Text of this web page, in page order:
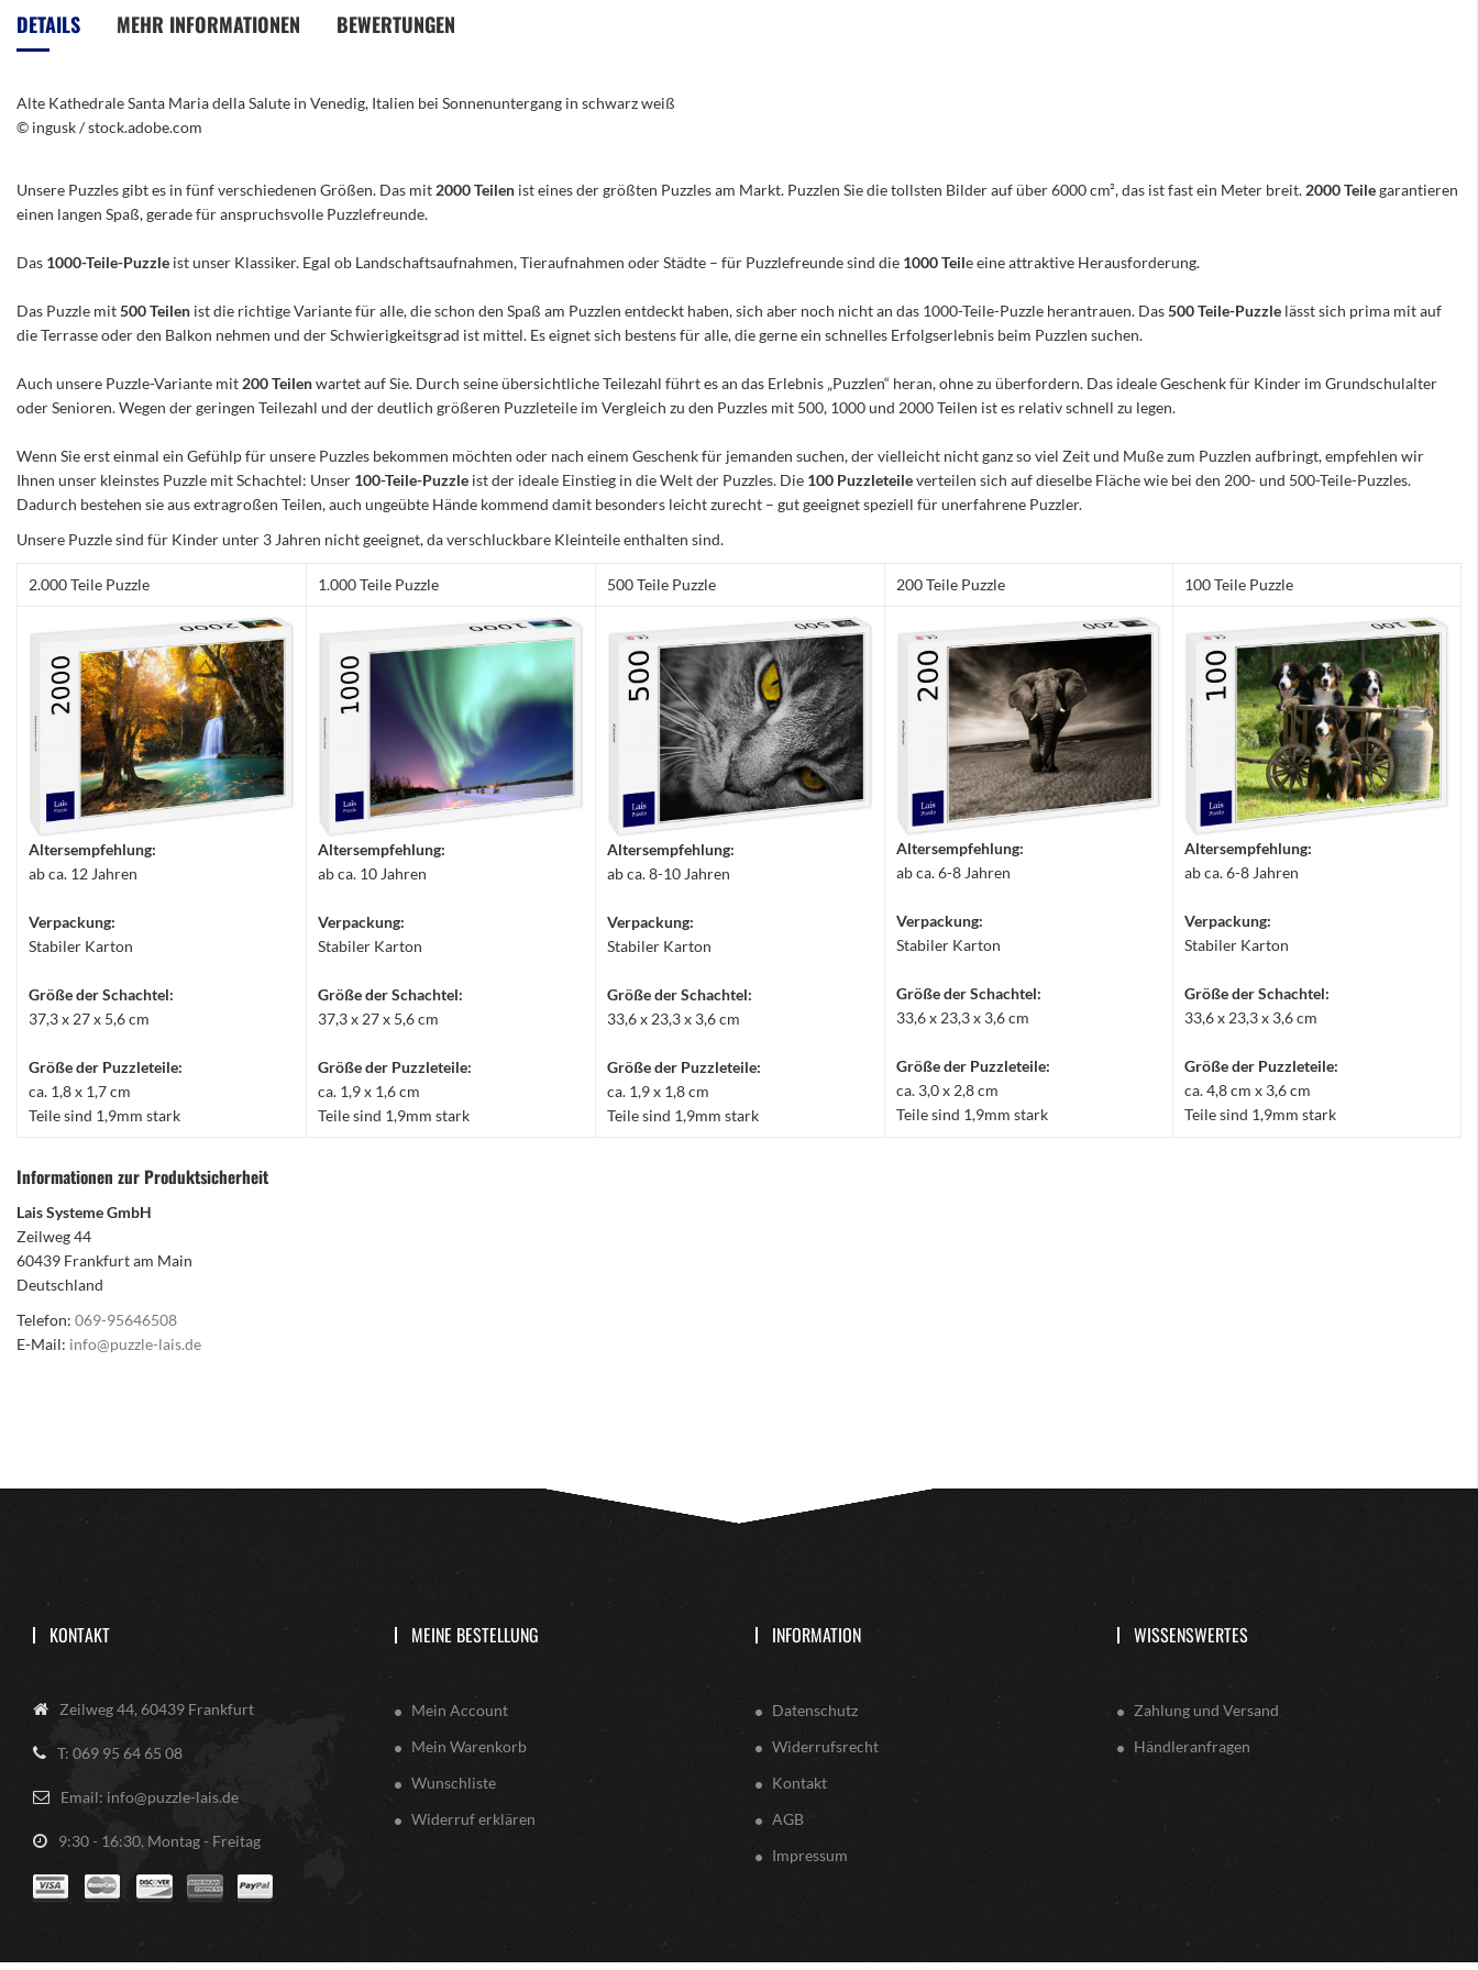
Bildergalerie
springen
DETAILS
Alte Kathedrale Santa Maria della Salute in Venedig, Italien bei Sonnenuntergang in schwarz weiß
© ingusk / stock.adobe.com
MEHR INFORMATIONEN BEWERTUNGEN
Unsere Puzzles gibt es in fünf verschiedenen Größen. Das mit 2000 Teilen ist eines der größten Puzzles am Markt. Puzzlen Sie die tollsten Bilder auf über 6000 cm², das ist fast ein Meter breit. 2000 Teilegarantieren
einen langen Spaß, gerade für anspruchsvolle Puzzlefreunde.
Das 1000-Teile-Puzzle ist unser Klassiker. Egal ob Landschaftsaufnahmen, Tieraufnahmen oder Städte – für Puzzlefreunde sind die 1000 Teile eine attraktive Herausforderung.
Das Puzzle mit500 Teilen ist die richtige Variante für alle, die schon den Spaß am Puzzlen entdeckt haben, sich aber noch nicht an das 1000-Teile-Puzzle herantrauen. Das500 Teile-Puzzle lässt sich prima mit auf
die Terrasse oder den Balkon nehmen und der Schwierigkeitsgrad ist mittel. Es eignet sich bestens für alle, die gerne ein schnelles Erfolgserlebnis beim Puzzlen suchen.
Auch unsere Puzzle-Variante mit 200 Teilenwartet auf Sie. Durch seine übersichtliche Teilezahl führt es an das Erlebnis „Puzzlen“ heran, ohne zu überfordern. Das ideale Geschenk für Kinder im Grundschulalter
oder Senioren. Wegen der geringen Teilezahl und der deutlich größeren Puzzleteile im Vergleich zu den Puzzles mit 500, 1000 und 2000 Teilen ist es relativ schnell zu legen.
Wenn Sie erst einmal ein Gefühlp für unsere Puzzles bekommen möchten oder nach einem Geschenk für jemanden suchen, der vielleicht nicht ganz so viel Zeit und Muße zum Puzzlen aufbringt, empfehlen wir
Ihnen unser kleinstes Puzzle mit Schachtel: Unser 100-Teile-Puzzle ist der ideale Einstieg in die Welt der Puzzles. Die 100 Puzzleteileverteilen sich auf dieselbe Fläche wie bei den 200- und 500-Teile-Puzzles.
Dadurch bestehen sie aus extragroßen Teilen, auch ungeübte Hände kommend damit besonders leicht zurecht – gut geeignet speziell für unerfahrene Puzzler.
Unsere Puzzle sind für Kinder unter 3 Jahren nicht geeignet, da verschluckbare Kleinteile enthalten sind.
2.000 Teile Puzzle 1.000 Teile Puzzle 500 Teile Puzzle 200 Teile Puzzle 100 Teile Puzzle
Altersempfehlung:
ab ca. 12 Jahren
Verpackung:
Stabiler Karton
Größe der Schachtel:
37,3 x 27 x 5,6 cm
Größe der Puzzleteile:
ca. 1,8 x 1,7 cm
Teile sind 1,9mm stark
Altersempfehlung:
ab ca. 10 Jahren
Verpackung:
Stabiler Karton
Größe der Schachtel:
37,3 x 27 x 5,6 cm
Größe der Puzzleteile:
ca. 1,9 x 1,6 cm
Teile sind 1,9mm stark
Altersempfehlung:
ab ca. 8-10 Jahren
Verpackung:
Stabiler Karton
Größe der Schachtel:
33,6 x 23,3 x 3,6 cm
Größe der Puzzleteile:
ca. 1,9 x 1,8 cm
Teile sind 1,9mm stark
Altersempfehlung:
ab ca. 6-8 Jahren
Verpackung:
Stabiler Karton
Größe der Schachtel:
33,6 x 23,3 x 3,6 cm
Größe der Puzzleteile:
ca. 3,0 x 2,8 cm
Teile sind 1,9mm stark
Altersempfehlung:
ab ca. 6-8 Jahren
Verpackung:
Stabiler Karton
Größe der Schachtel:
33,6 x 23,3 x 3,6 cm
Größe der Puzzleteile:
ca. 4,8 cm x 3,6 cm
Teile sind 1,9mm stark
Informationen zur Produktsicherheit
Lais Systeme GmbH
Zeilweg 44
60439 Frankfurt am Main
Deutschland
Telefon: 069-95646508
E-Mail: info@puzzle-lais.de
KONTAKT
Zeilweg 44, 60439 Frankfurt
T: 069 95 64 65 08
Email: info@puzzle-lais.de
9:30 - 16:30, Montag - Freitag
MEINE BESTELLUNG
Mein Account
Mein Warenkorb
Wunschliste
Widerruf erklären
INFORMATION
Datenschutz
Widerrufsrecht
Kontakt
AGB
Impressum
WISSENSWERTES
Zahlung und Versand
Händleranfragen